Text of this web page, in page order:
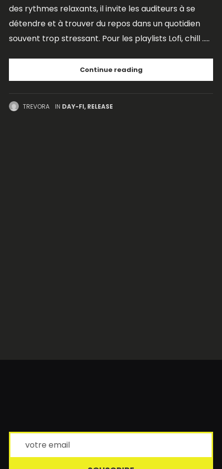
des rythmes relaxants, il invite les auditeurs à se
détendre et à trouver du repos dans un quotidien
souvent trop stressant. Pour les playlists Lofi, chill .....
Continue reading
TREVORA IN DAY-FI, RELEASE